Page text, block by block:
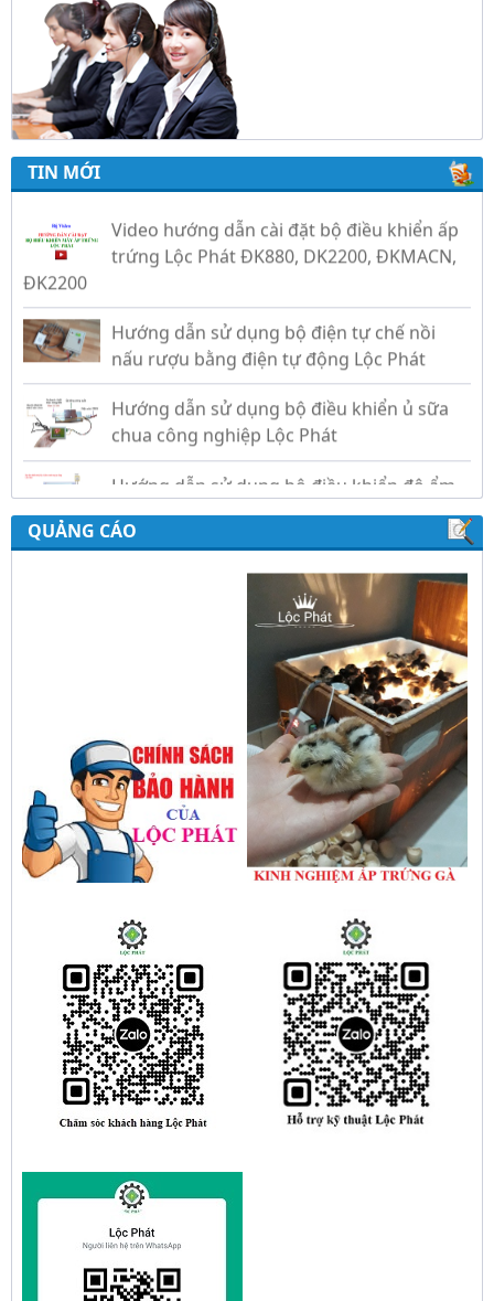
TIN MỚI
Trứng Giả Lộc Phát Có Nước - Giải Pháp Ấp
Hiệu Quả Cho Gà, Vịt, Bồ Câu
Video hướng dẫn cài đặt bộ điều khiển ấp
ĐK2200
nấu rượu bằng điện tự động Lộc Phát
Hướng dẫn sử dụng bộ điều khiển ủ sữa
chua công nghiệp Lộc Phát
Hướng dẫn sử dụng bộ điều khiển độ ẩm
gold, nhiệt độ và ánh sáng tự động Lộc
Phát
QUẢNG CÁO